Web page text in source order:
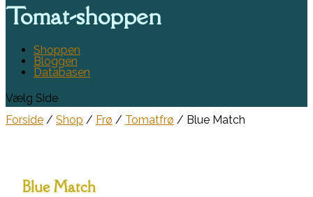
Tomat-shoppen
Shoppen
Bloggen
Databasen
Vælg Side
Forside / Shop / Frø / Tomatfrø / Blue Match
Blue Match